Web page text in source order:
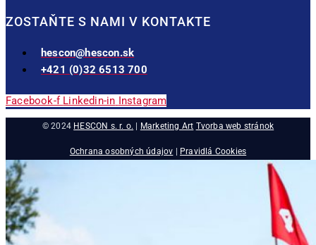
ZOSTAŇTE S NAMI V KONTAKTE
hescon@hescon.sk
+421 (0)32 6513 700
Facebook-f Linkedin-in Instagram
© 2024 HESCON s. r. o. Marketing Art Tvorba web stránok
Ochrana osobných údajov | Pravidlá Cookies